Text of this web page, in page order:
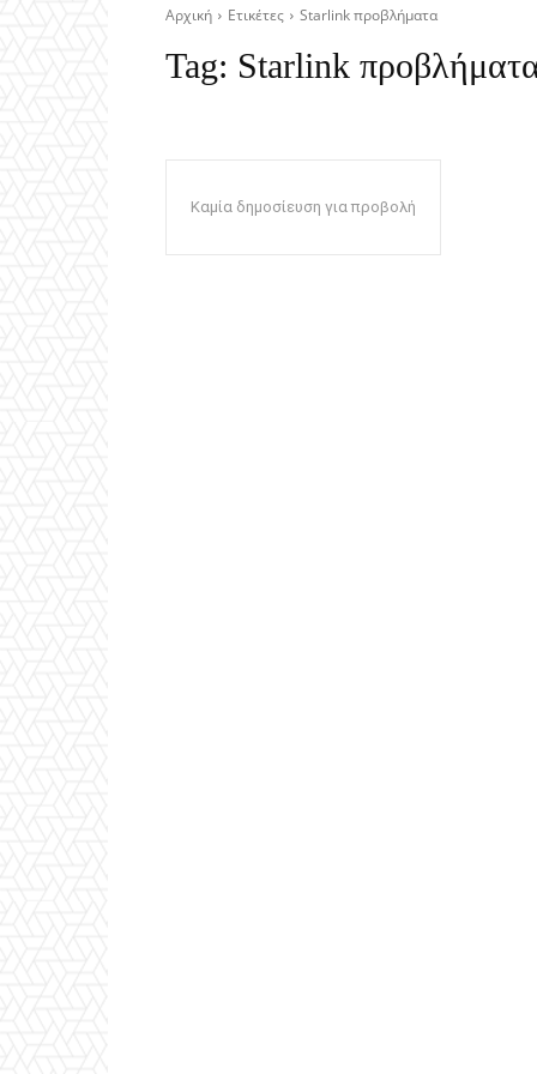
Αρχική Ετικέτες Starlink προβλήματα
Tag: Starlink
Καμία δημοσίευση για προβολή